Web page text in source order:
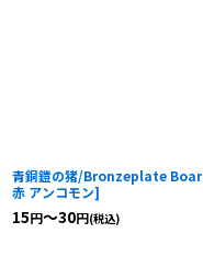
青銅鎧の猪/Bronzeplate Boar
赤 アンコモン]
15円～30円(税込)